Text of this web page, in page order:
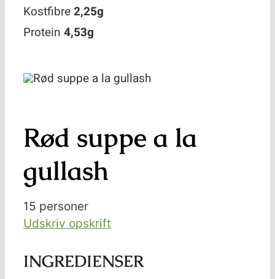
Kostfibre2,25g
Protein 4,53g
Rød suppe a la
gullash
15 personer
Udskriv opskrift
INGREDIENSER